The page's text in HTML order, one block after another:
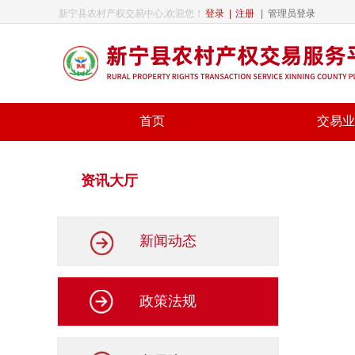
新宁县农村产权交易中心,欢迎您！ 登录 注册 管理员登录
首页 交易
资讯大厅
新闻动态
政策法规